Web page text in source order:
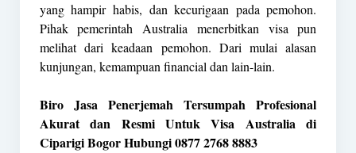
yang hampir habis, dan kecurigaan pada pemohon.
Pihak pemerintah Australia menerbitkan visa pun
melihat dari keadaan pemohon. Dari mulai alasan
kunjungan, kemampuan financial dan lain-lain.
Biro Jasa Penerjemah Tersumpah Profesional
Akurat dan Resmi Untuk Visa Australia di
Ciparigi Bogor Hubungi 0877 2768 8883